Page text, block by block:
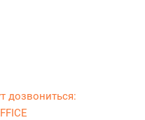
дозвониться: